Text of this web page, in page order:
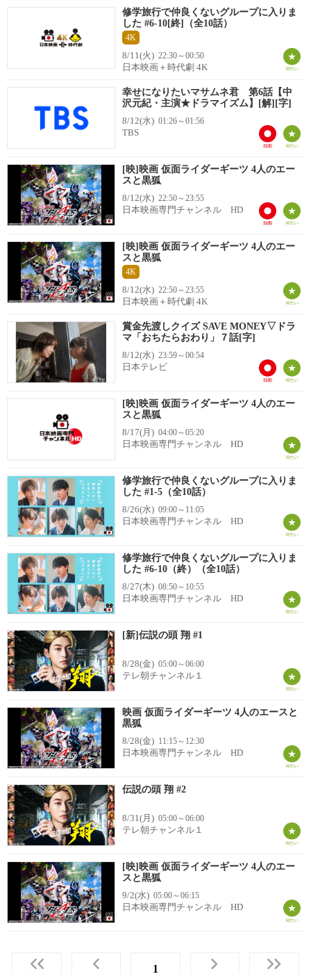
修学旅行で仲良くないグループに入りま
した #6-10[終]（全10話）
4K
8/11(火) 22:30～00:50
日本映画＋時代劇 4K
幸せになりたいマサムネ君 第6話【中
沢元紀・主演★ドラマイズム】[解][字]
8/12(水) 01:26～01:56
TBS
[映]映画 仮面ライダーギーツ 4人のエー
スと黒狐
8/12(水) 22:50～23:55
日本映画専門チャンネル HD
[映]映画 仮面ライダーギーツ 4人のエー
スと黒狐
4K
8/12(水) 22:50～23:55
日本映画＋時代劇 4K
賞金先渡しクイズ SAVE MONEY▽ドラ
マ「おちたらおわり」７話[字]
8/12(水) 23:59～00:54
日本テレビ
[映]映画 仮面ライダーギーツ 4人のエー
スと黒狐
8/17(月) 04:00～05:20
日本映画専門チャンネル HD
修学旅行で仲良くないグループに入りま
した #1-5（全10話）
8/26(水) 09:00～11:05
日本映画専門チャンネル HD
修学旅行で仲良くないグループに入りま
した #6-10（終）（全10話）
8/27(木) 08:50～10:55
日本映画専門チャンネル HD
[新]伝説の頭 翔 #1
8/28(金) 05:00～06:00
テレ朝チャンネル１
映画 仮面ライダーギーツ 4人のエースと
黒狐
8/28(金) 11:15～12:30
日本映画専門チャンネル HD
伝説の頭 翔 #2
8/31(月) 05:00～06:00
テレ朝チャンネル１
[映]映画 仮面ライダーギーツ 4人のエー
スと黒狐
9/2(水) 05:00～06:15
日本映画専門チャンネル HD
1